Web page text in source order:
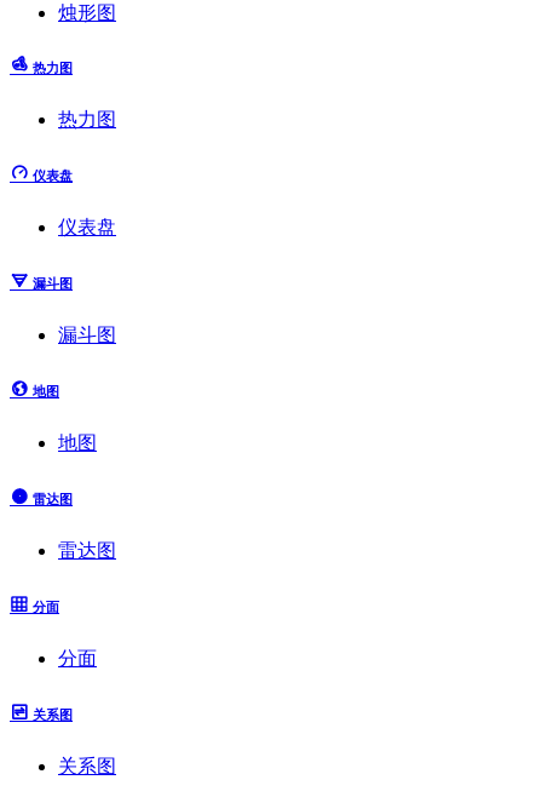
烛形图
热力图
热力图
仪表盘
仪表盘
漏斗图
漏斗图
地图
地图
雷达图
雷达图
分面
分面
关系图
关系图